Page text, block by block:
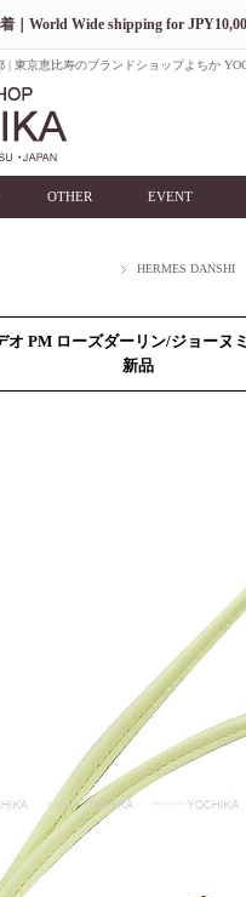
｜World Wide shipping for
東京恵比寿のブランドショップよちか
OTHER EVENT
HERMES DANSHI
PM ローズダーリン/ジョーヌ
新品